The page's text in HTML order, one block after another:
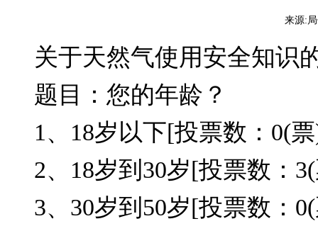
来源:
关于天然气使用安全知识
题目：您的年龄？
1、18岁以下[投票数：0(
2、18岁到30岁[投票数：
3、30岁到50岁[投票数：